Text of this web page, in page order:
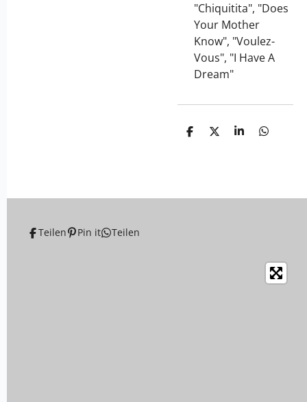
"Chiquitita", "Does
Your Mother
Know", "Voulez-
Vous", "I Have A
Dream"
T
T
T
T
Teilen Pin it Teilen